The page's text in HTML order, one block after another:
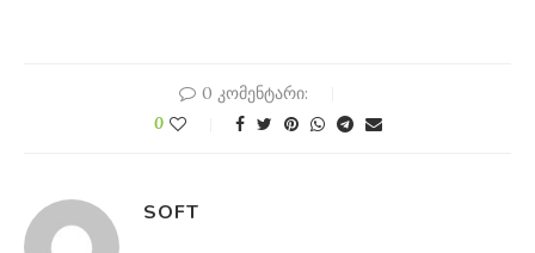
0 კომენტარი:
0
SOFT